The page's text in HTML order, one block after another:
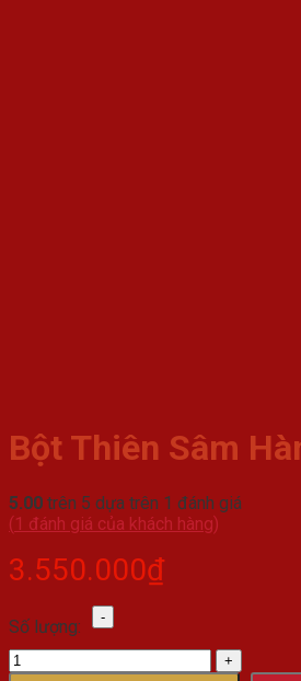
Bột Thiên Sâm
5.00 trên 5 dựa trên 1 đánh giá
(1 đánh giá của khách hàng)
3.550.000₫
Số lượng:
Bột
Sâm